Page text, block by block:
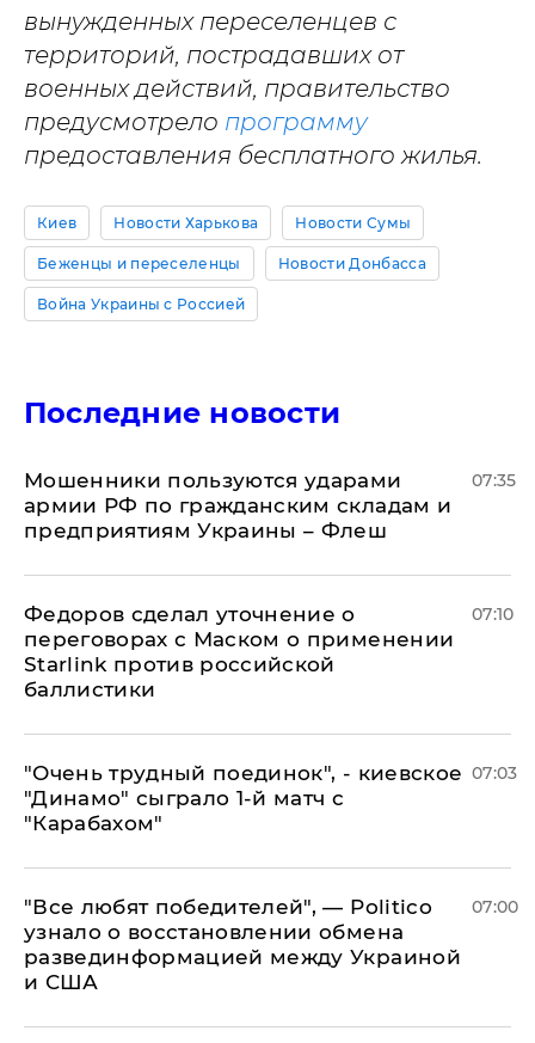
вынужденных переселенцев с
территорий, пострадавших от
военных действий, правительство
предусмотрело программу
предоставления бесплатного жилья.
Киев Новости Харькова Новости Сумы
Беженцы и переселенцы Новости Донбасса
Война Украины с Россией
Последние новости
Мошенники пользуются ударами
армии РФ по гражданским складам и
предприятиям Украины – Флеш
07:35
Федоров сделал уточнение о
переговорах с Маском о применении
Starlink против российской
баллистики
07:10
"Очень трудный поединок", - киевское
"Динамо" сыграло 1-й матч с
"Карабахом"
07:03
​"Все любят победителей", — Politico
узнало о восстановлении обмена
развединформацией между Украиной
и США
07:00